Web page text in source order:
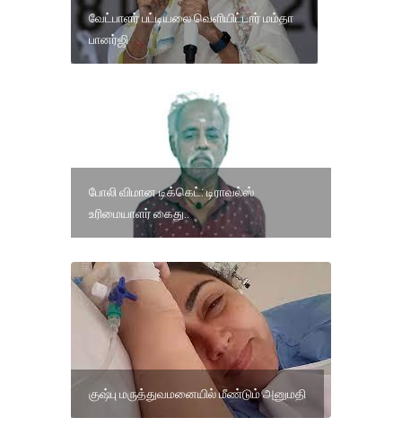
வேட்பாளர் பட்டியலை வெளியிட்டார் மம்தா
பானர்ஜி
போலி விமான டிக்கெட்: டிராவல்ஸ்
உரிமையாளர் கைது..
குஷ்பு மருத்துவமனையில் மீண்டும் அனுமதி